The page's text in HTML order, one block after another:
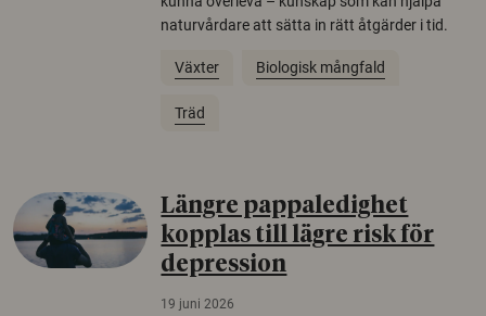
naturvårdare att sätta in rätt åtgärder i tid.
Växter Biologisk mångfald
Träd
Längre pappaledighet
kopplas till lägre risk för
depression
19 juni 2026